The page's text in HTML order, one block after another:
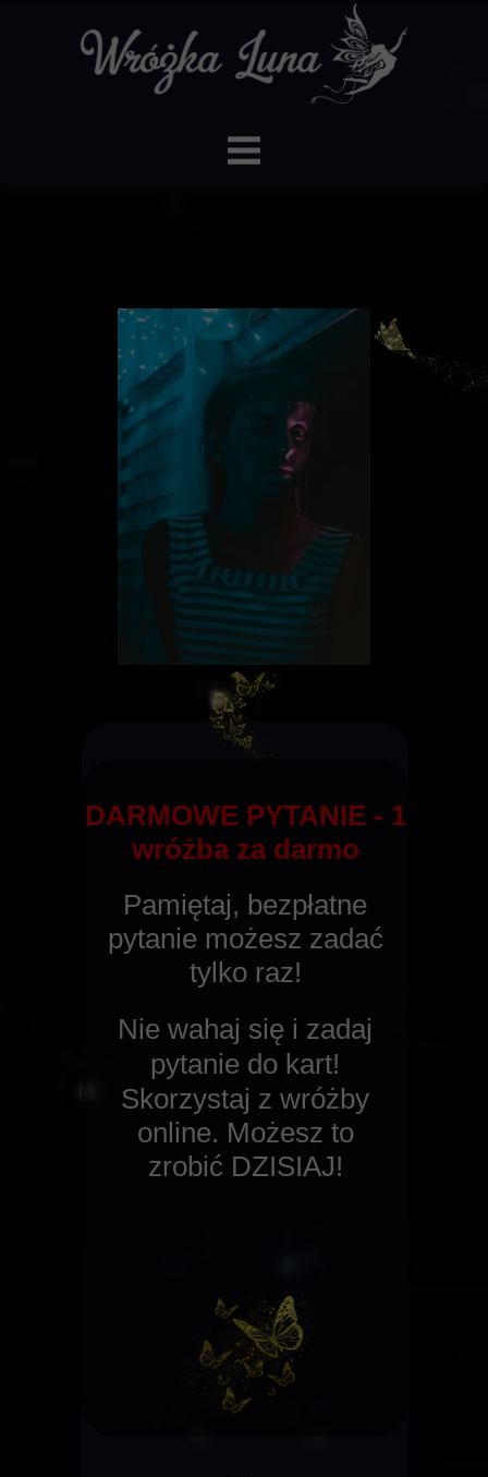
DARMOWE PYTANIE - 1
wróżba za darmo
Pamiętaj, bezpłatne
pytanie możesz zadać
tylko raz!
Nie wahaj się i zadaj
pytanie do kart!
Skorzystaj z wróżby
online. Możesz to
zrobić DZISIAJ!